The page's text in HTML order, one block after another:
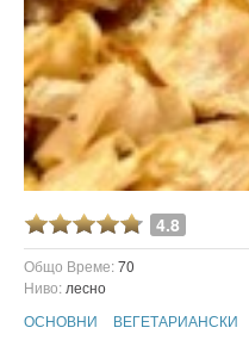
4.8
Общо Време:70
Ниво: лесно
ОСНОВНИ
ВЕГЕТАРИАНСКИ